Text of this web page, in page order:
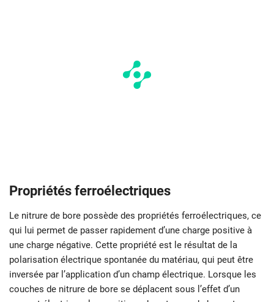
Propriétés ferroélectriques
Le nitrure de bore possède des propriétés ferroélectriques, ce
qui lui permet de passer rapidement d’une charge positive à
une charge négative. Cette propriété est le résultat de la
polarisation électrique spontanée du matériau, qui peut être
inversée par l’application d’un champ électrique. Lorsque les
couches de nitrure de bore se déplacent sous l’effet d’un